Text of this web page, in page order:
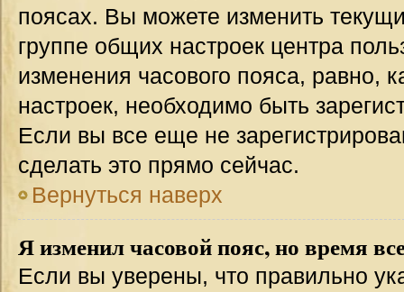
поясах. Вы можете изменить
группе общих настроек центра
изменения часового пояса, равно,
настроек, необходимо быть
Если вы все еще не
сделать это прямо сейчас.
Вернуться наверх
Я изменил часовой пояс, но время
Если вы уверены, что правильно